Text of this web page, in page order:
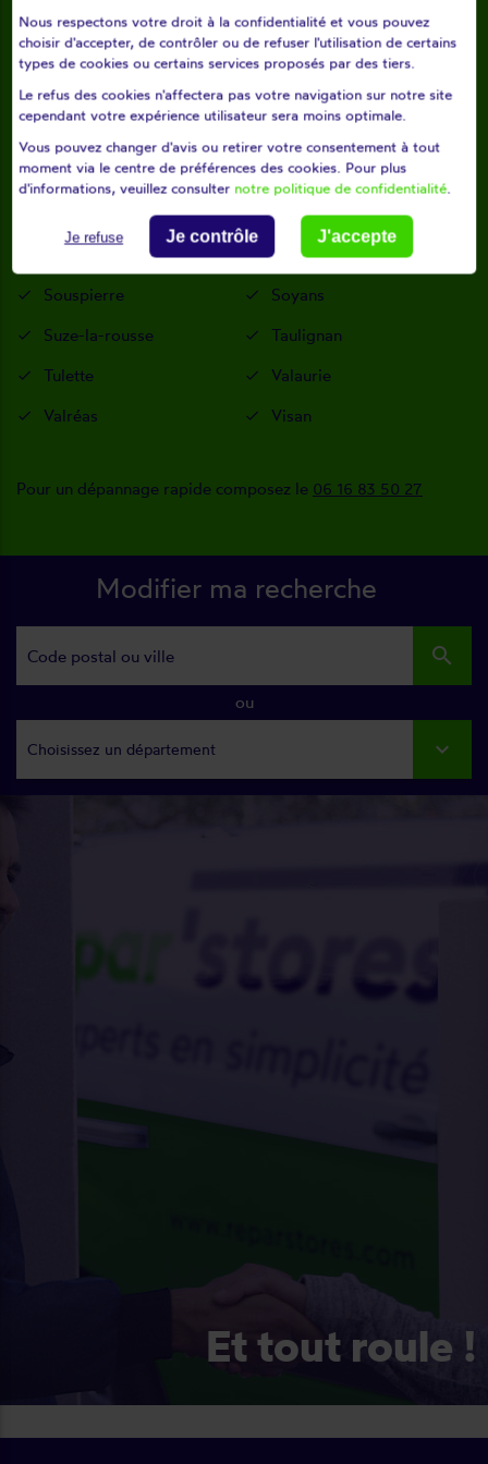
Rousset-les-vignes
Roynac
Saint-gervais-sur-roubion
Saint-marcel-lès-sauzet
Saint-pantaléon-les-vignes
Saint-paul-trois-châteaux
Salles-sous-bois
Saou
Saulce-sur-rhône
Sauzet
Solérieux
Souspierre
Soyans
Suze-la-rousse
Taulignan
Tulette
Valaurie
Valréas
Visan
Pour un dépannage rapide composez le 06 16 83 50 27
Modifier ma recherche
search
ou
Choisissez un département
Et tout roule !
Nous respectons votre droit à la confidentialité et vous pouvez
choisir d'accepter, de contrôler ou de refuser l'utilisation de certains
types de cookies ou certains services proposés par des tiers.
Le refus des cookies n'affectera pas votre navigation sur notre site
cependant votre expérience utilisateur sera moins optimale.
Vous pouvez changer d'avis ou retirer votre consentement à tout
moment via le centre de préférences des cookies. Pour plus
d'informations, veuillez consulter notre politique de confidentialité.
Je refuse Je contrôle J'accepte